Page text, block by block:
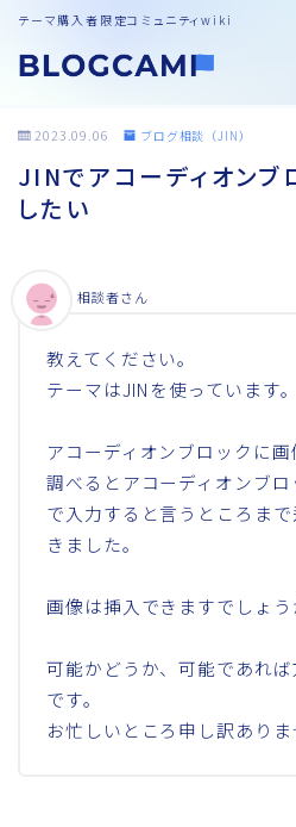
テーマ購入者限定コミュニティwiki
2023.09.06 ブログ相談（JIN）
JINでアコーディオンブ
したい
教えてください。
テーマはJINを使っています。
アコーディオンブロックに画
調べるとアコーディオンブ
で入力すると言うところま
きました。
画像は挿入できますでしょう
可能かどうか、可能であれ
です。
お忙しいところ申し訳ありま
相談者さん